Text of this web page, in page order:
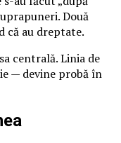
Două
că au dreptate.
centrală. Linia de
— devine probă în